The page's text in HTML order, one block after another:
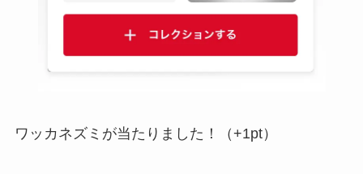
ワッカネズミが当たりました！（+1pt）